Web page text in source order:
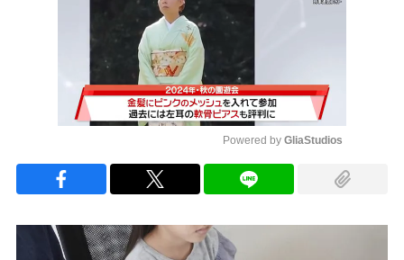
Powered by GliaStudios